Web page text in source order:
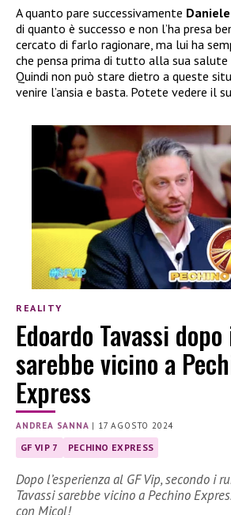
A quanto pare successivamente Daniele
di quanto è successo e non l’ha presa
cercato di farlo ragionare, ma lui ha
che pensa prima di tutto alla sua salute
Quindi non può stare dietro a queste
venire l’ansia e basta. Potete vedere il
REALITY
Edoardo Tavassi
sarebbe vicino a
Express
ANDREA SANNA | 17 AGOSTO 2024
GF VIP 7 PECHINO EXPRESS
Dopo l’esperienza al GF Vip, secondo i
Tavassi sarebbe vicino a Pechino
con Micol!